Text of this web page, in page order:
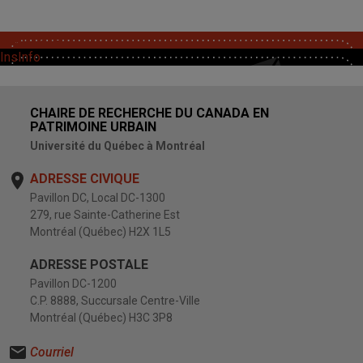
SoutChaire
InsInfo
CHAIRE DE RECHERCHE DU CANADA EN
PATRIMOINE URBAIN
Université du Québec à Montréal
ADRESSE CIVIQUE
Pavillon DC, Local DC-1300
279, rue Sainte-Catherine Est
Montréal (Québec) H2X 1L5
ADRESSE POSTALE
Pavillon DC-1200
C.P. 8888, Succursale Centre-Ville
Montréal (Québec) H3C 3P8
Courriel